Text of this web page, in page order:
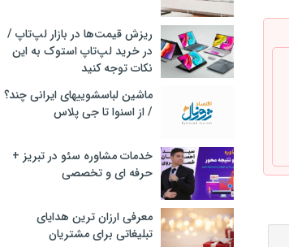
ریزش قیمت‌ها در بازار لپ‌تاپ /
در خرید لپ‌تاپ استوک به این
نکات توجه کنید
ماشین لباسشویی‎های ایرانی چند؟
/ از اسنوا تا جی پلاس
خدمات مشاوره سئو در تبریز +
حرفه ای و تخصصی
معرفی ارزان ترین هدایای
تبلیغاتی برای مشتریان